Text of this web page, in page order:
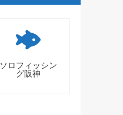
ソロフィッシン
グ阪神